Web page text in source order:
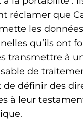
réclamer que
les données
qu’ils ont
transmettre à
de
de définir des
à leur